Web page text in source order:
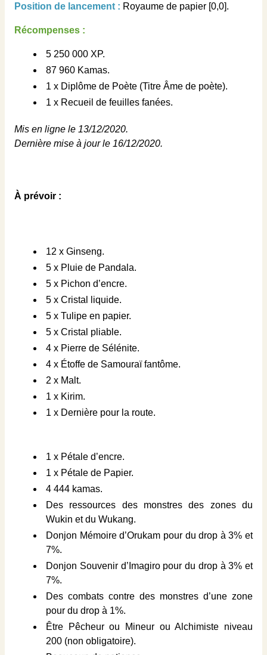
Position de lancement : Royaume de papier [0,0].
Récompenses :
5 250 000 XP.
87 960 Kamas.
1 x Diplôme de Poète (Titre Âme de poète).
1 x Recueil de feuilles fanées.
Mis en ligne le 13/12/2020.
Dernière mise à jour le 16/12/2020.
À prévoir :
12 x Ginseng.
5 x Pluie de Pandala.
5 x Pichon d’encre.
5 x Cristal liquide.
5 x Tulipe en papier.
5 x Cristal pliable.
4 x Pierre de Sélénite.
4 x Étoffe de Samouraï fantôme.
2 x Malt.
1 x Kirim.
1 x Dernière pour la route.
1 x Pétale d’encre.
1 x Pétale de Papier.
4 444 kamas.
Des ressources des monstres des zones du
Wukin et du Wukang.
Donjon Mémoire d’Orukam pour du drop à 3% et
7%.
Donjon Souvenir d’Imagiro pour du drop à 3% et
7%.
Des combats contre des monstres d’une zone
pour du drop à 1%.
Être Pêcheur ou Mineur ou Alchimiste niveau
200 (non obligatoire).